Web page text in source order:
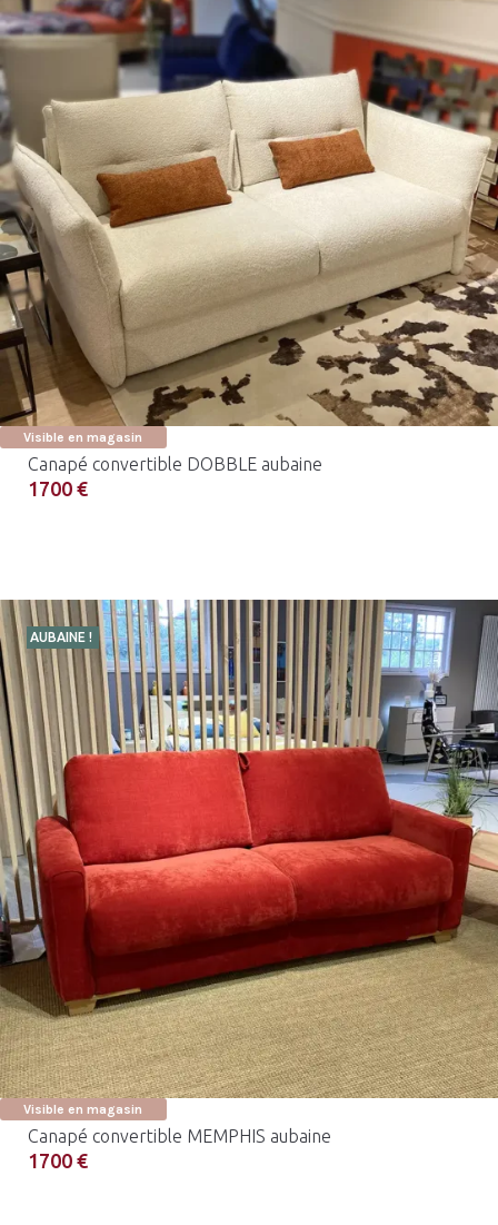
Visible en magasin
Canapé convertible DOBBLE aubaine
1700 €
AUBAINE !
Visible en magasin
Canapé convertible MEMPHIS aubaine
1700 €